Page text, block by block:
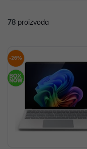
78 proizvoda
-26%